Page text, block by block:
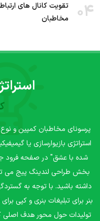
04
تقویت کانال های
مخاطبان
پرسونای مخاطبان کمپین و نوع
استراتژی بازیوارسازی یا
شده با عشق" در صفحه فرود
بخش طراحی لندینگ پیج می
داشته باشید. با توجه به
بنر برای تبلیغات بنری و کپی
تولیدات حول محور هدف اصلی